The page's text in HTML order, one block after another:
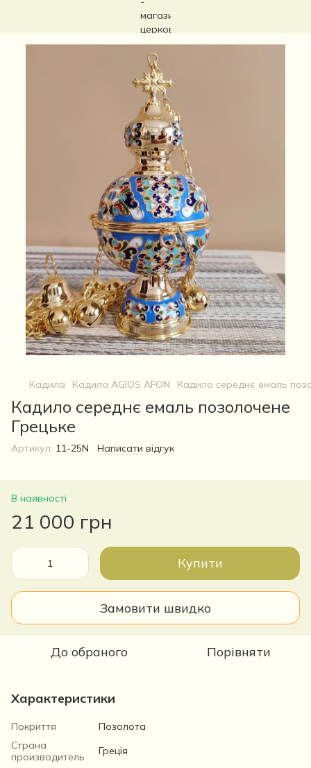
Кадила Кадила AGIOS AFON Кадило середнє емаль
Кадило середнє емаль позолочене
Грецьке
Артикул: 11-25N Написати відгук
В наявності
21 000 грн
Купити
Замовити швидко
До обраного Порівняти
Характеристики
Покриття
Позолота
Страна
производитель
Греція